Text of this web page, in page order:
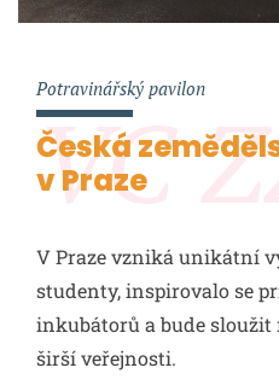
VC
Potravinářský pavilon
Česká
v Praze
V Praze vzniká unikátní
studenty, inspirovalo se
inkubátorů a bude sloužit
širší veřejnosti.